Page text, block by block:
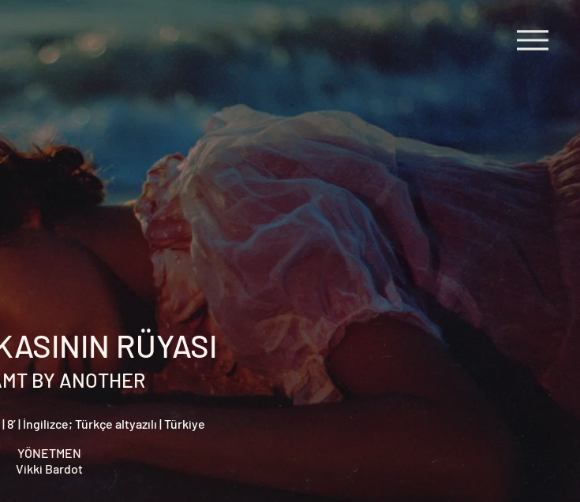
RÜYASI
BY ANOTHER
8’ | İngilizce; Türkçe altyazılı | Türkiye
YÖNETMEN
Vikki Bardot